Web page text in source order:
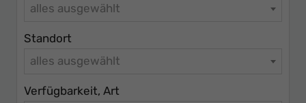
alles ausgewählt
Standort
alles ausgewählt
Verfügbarkeit, Art